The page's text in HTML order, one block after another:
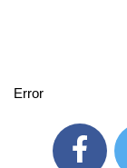
Error